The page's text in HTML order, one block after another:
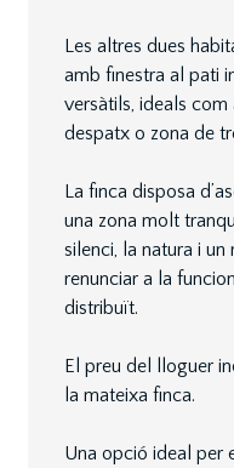
Les altres dues
amb finestra al pati
versàtils, ideals
despatx o zona de
La finca disposa
una zona molt
silenci, la natura i
renunciar a la
distribuït.
El preu del lloguer
la mateixa finca.
Una opció ideal per